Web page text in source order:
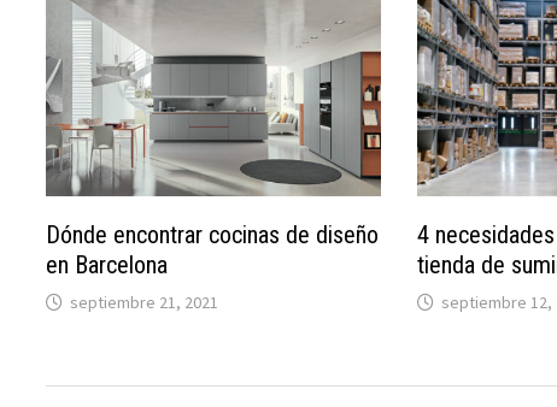
Dónde encontrar cocinas de diseño
en Barcelona
septiembre 21, 2021
4
tienda de
septiembre 12,